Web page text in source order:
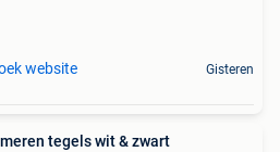
website Gisteren
tegels wit & zwart